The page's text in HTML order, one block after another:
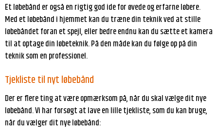
Et løbebånd er også en rigtig god ide for øvede og erfarne løbere.
Med et løbebånd i hjemmet kan du træne din teknik ved at stille
løbebåndet foran et spejl, eller bedre endnu kan du sætte et kamera
til at optage din løbeteknik. På den måde kan du følge op på din
teknik som en professionel.
Tjekliste til nyt løbebånd
Der er flere ting at være opmærksom på, når du skal vælge dit nye
løbebånd. Vi har forsøgt at lave en lille tjekliste, som du kan bruge,
når du vælger dit nye løbebånd: